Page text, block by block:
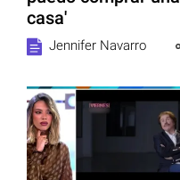
casa'
Jennifer Navarro